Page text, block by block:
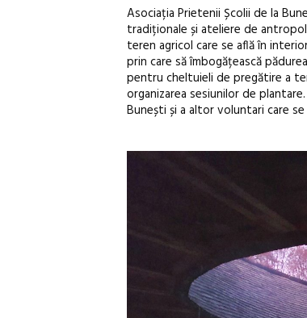
Asociația Prietenii Școlii de la
tradiționale și ateliere de
teren agricol care se află în
prin care să îmbogățească
pentru cheltuieli de pregătire a
organizarea sesiunilor de
Bunești și a altor voluntari care